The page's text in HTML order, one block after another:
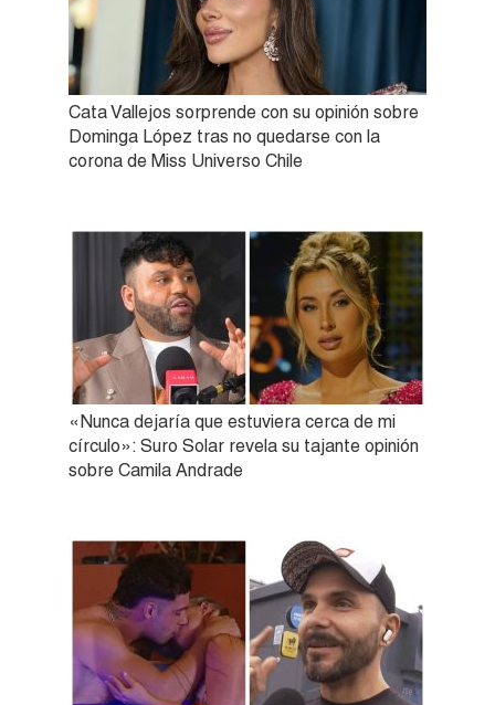
Cata Vallejos sorprende con su opinión sobre
Dominga López tras no quedarse con la
corona de Miss Universo Chile
«Nunca dejaría que estuviera cerca de mi
círculo»: Suro Solar revela su tajante opinión
sobre Camila Andrade